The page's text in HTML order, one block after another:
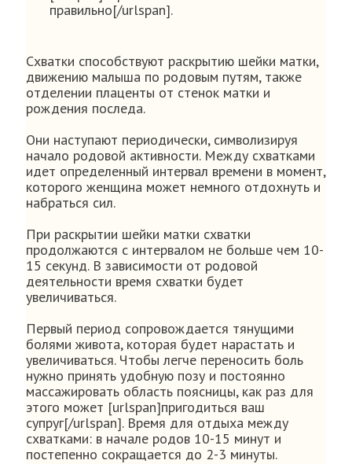
правильно[/urlspan].
Схватки способствуют раскрытию шейки матки,
движению малыша по родовым путям, также
отделении плаценты от стенок матки и
рождения последа.
Они наступают периодически, символизируя
начало родовой активности. Между схватками
идет определенный интервал времени в момент,
которого женщина может немного отдохнуть и
набраться сил.
При раскрытии шейки матки схватки
продолжаются с интервалом не больше чем 10-
15 секунд. В зависимости от родовой
деятельности время схватки будет
увеличиваться.
Первый период сопровождается тянущими
болями живота, которая будет нарастать и
увеличиваться. Чтобы легче переносить боль
нужно принять удобную позу и постоянно
массажировать область поясницы, как раз для
этого может [urlspan]пригодиться ваш
супруг[/urlspan]. Время для отдыха между
схватками: в начале родов 10-15 минут и
постепенно сокращается до 2-3 минуты.